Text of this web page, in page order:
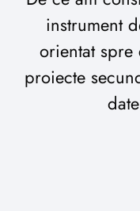
instrument
orientat
proiecte